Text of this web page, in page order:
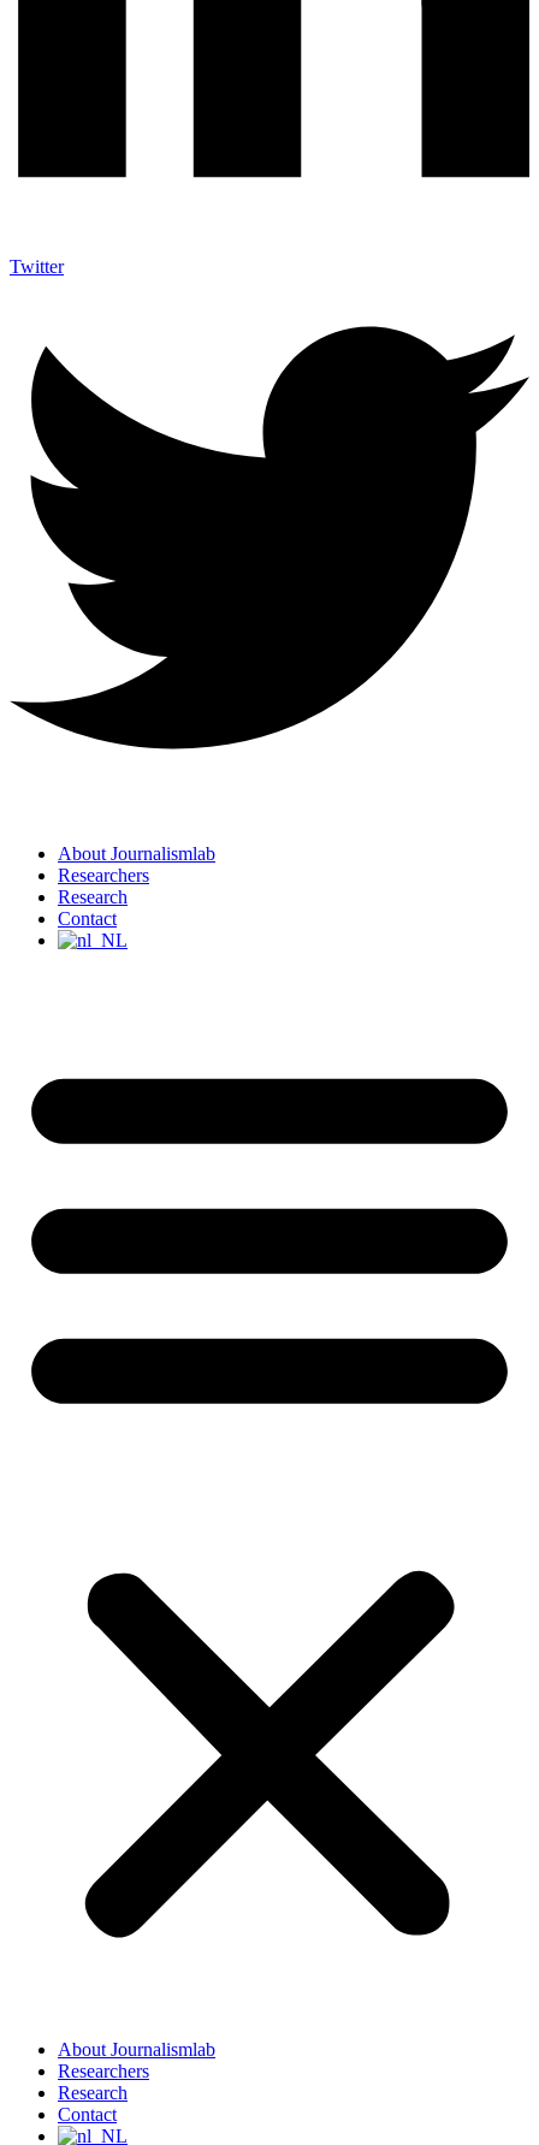
Twitter
About Journalismlab
Researchers
Research
Contact
About Journalismlab
Researchers
Research
Contact